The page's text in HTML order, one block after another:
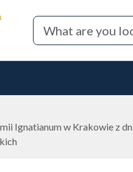
Ignatianum w Krakowie z